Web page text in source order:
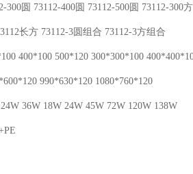
300圆 73112-400圆 73112-500圆 73112-300
长方 73112-3圆组合 73112-3方组合
400*100 500*120 300*300*100
990*630*120 1080*760*120
24W 36W 18W 24W 45W 72W 120W 138W